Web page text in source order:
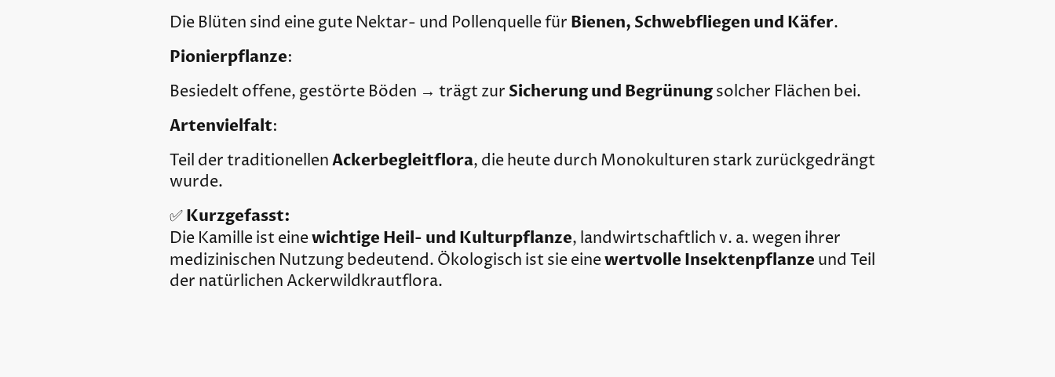
Die Blüten sind eine gute Nektar- und Pollenquelle für Bienen, Schwebfliegen und Käfer.
Pionierpflanze:
Besiedelt offene, gestörte Böden → trägt zur Sicherung und Begrünungsolcher Flächen bei.
Artenvielfalt:
Teil der traditionellenAckerbegleitflora, die heute durch Monokulturen stark zurückgedrängt
wurde.
✅Kurzgefasst:
Die Kamille ist einewichtige Heil- und Kulturpflanze, landwirtschaftlich v. a. wegen ihrer
medizinischen Nutzung bedeutend. Ökologisch ist sie einewertvolle Insektenpflanze und Teil
der natürlichen Ackerwildkrautflora.